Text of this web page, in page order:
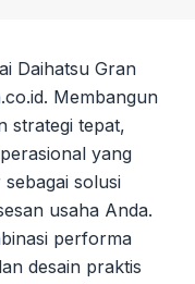
Daihatsu Gran
Membangun
strategi tepat,
yang
solusi
usaha Anda.
performa
desain praktis